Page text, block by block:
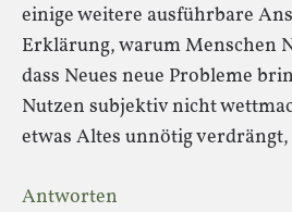
einige weitere ausführbare
Erklärung, warum Menschen
dass Neues neue Probleme
Nutzen subjektiv nicht
etwas Altes unnötig verdrängt,
Antworten